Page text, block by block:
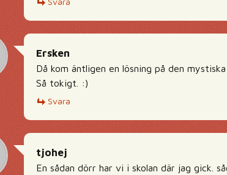
Ersken
Då kom äntligen en lösning på den
Så tokigt. :)
Svara
tjohej
En sådan dörr har vi i skolan där jag gick.